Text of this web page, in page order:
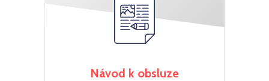
Návod k obsluze